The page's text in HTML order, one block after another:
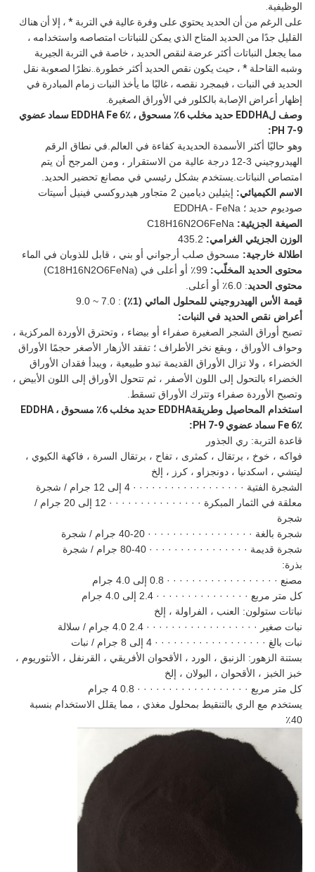
الوظيفية.
على الرغم من أن الحديد يحتوي على وفرة عالية في التربة * ، إلا أن هناك
القليل جدًا من الحديد المتاح الذي يمكن للنباتات امتصاصه واستخدامه ،
مما يجعل النباتات أكثر عرضة لنقص الحديد ، خاصة في التربة الجيرية
وشبه القاحلة * ، حيث يكون نقص الحديد أكثر خطورة..نظرًا لصعوبة نقل
الحديد في النبات ، فبمجرد نقصه ، غالبًا ما يأخذ النبات زمام المبادرة في
إظهار أعراض الإصابة بالكلور في الأوراق الصغيرة.
وصف ل
EDDHA حديد مخلب 6٪ مسحوق ، EDDHA Fe 6٪ سماد عضوي
PH 7-9
:
وهو حاليًا أكثر الأسمدة الحديدية كفاءة في العالم.في نطاق الرقم
الهيدروجيني 3-12 درجة عالية من الاستقرار ، ومن المرجح أن يتم
امتصاص النباتات.يستخدم بشكل رئيسي في مصانع تحضير الحديد.
الاسم الكيميائي:
إيثيلين ديامين 2 متجاور هيدروكسي فينيل أسيتات
صوديوم حديد ؛ EDDHA - FeNa
الصيغة الجزيئية:
الوزن الجزيئي الغرامي: 435.2
اطلالة خارجية: مسحوق صلب أرجواني أو بني ، قابل للذوبان في الماء
محتوى الحديد المخلّب: 99٪ أو أعلى في (C18H16N2O6FeNa)
محتوى الحديد: 6.0٪ أو أعلى.
قيمة الأس الهيدروجيني للمحلول المائي (1٪)
: 7.0 ~ 9.0
أعراض نقص الحديد في النبات:
تصبح أوراق الشجر الصغيرة صفراء أو بيضاء ، وتحترق الأوردة المركزية ،
وحواف الأوراق ، وبقع نخر الأطراف ؛ تفقد الأزهار الأصغر حجمًا الأوراق
الخضراء ، ولا تزال الأوراق القديمة تبدو طبيعية ، ويبدأ فقدان الأوراق
الخضراء بالتحول إلى اللون الأصفر ، ثم تتحول الأوراق إلى اللون الأبيض ،
وتصبح الأوردة صفراء وتترك الأوراق تسقط.
استخدام المحاصيل وطريقة
EDDHA حديد مخلب 6٪ مسحوق ، EDDHA
Fe 6٪ سماد عضوي PH 7-9
:
قاعدة التربة: ري الجذور
فواكه ، خوخ ، برتقال ، كمثرى ، تفاح ، برتقال السرة ، فاكهة الكيوي ،
ليتشي ، اسكدنيا ، دونجزاو ، كرز ، إلخ
الشجرة الفتية · · · · · · · · · · · · · · · · · · 4 إلى 12 جرام / شجرة
معلقة في الثمار المبكرة · · · · · · · · · · · · · · · 12 إلى 20 جرام /
شجرة
شجرة بالغة · · · · · · · · · · · · · · · · · 20-40 جرام / شجرة
شجرة قديمة · · · · · · · · · · · · · · · · 40-80 جرام / شجرة
بذرة:
مصنع · · · · · · · · · · · · · · · · · · 0.8 إلى 4.0 جرام
كل متر مربع · · · · · · · · · · · · · · · 2.4 إلى 4.0 جرام
نباتات ستولون: العنب ، الفراولة ، إلخ
نبات صغير · · · · · · · · · · · · · · · · · · 2.4 4.0 جرام / سلالة
نبات بالغ · · · · · · · · · · · · · · · · · · 4 إلى 8 جرام / نبات
بستنة الزهور: الزنبق ، الورد ، الأقحوان الأفريقي ، القرنفل ، الأنثوريوم ،
خبز الخبز ، الأقحوان ، اليولان ، إلخ
كل متر مربع · · · · · · · · · · · · · · · · · · 0.8 4 جرام
يستخدم مع الري بالتنقيط بمحلول مغذي ، مما يقلل الاستخدام بنسبة
40٪